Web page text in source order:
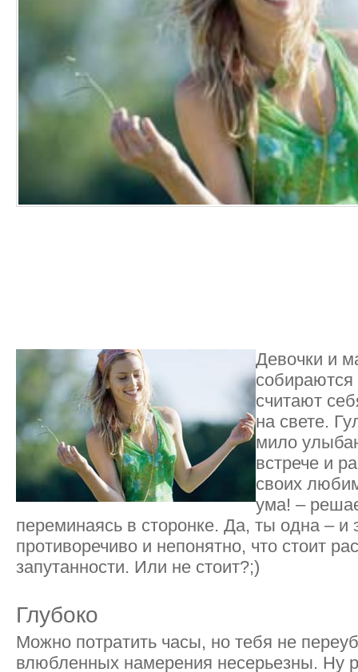
Девочки и
считают
на свете.
мило
встрече и
своих
ума! –
переминаясь в сторонке. Да, ты одна – и
противоречиво и непонятно, что стоит
запутанности. Или не стоит?;)
Глубоко
Можно потратить часы, но тебя не
влюбленных намерения несерьезны. Ну